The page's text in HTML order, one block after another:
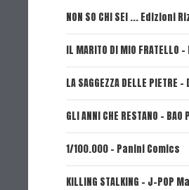
NON SO CHI SEI ... Edizioni
IL MARITO DI MIO
LA SAGGEZZA DELLE
GLI ANNI CHE RESTANO -
1/100.000 - Panini Comics
KILLING STALKING - J-POP